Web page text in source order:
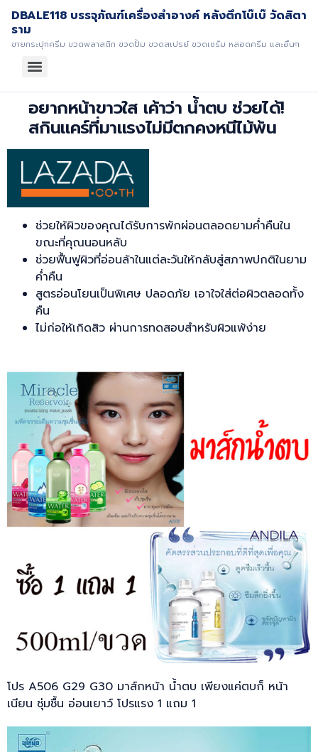
DBALE118 บรรจุภัณฑ์เครื่องสำอางค์ หลังตึกโบ๊เบ๊ วัดสิตา
ราม
ขายกระปุกครีม ขวดพลาสติก ขวดปั้ม ขวดสเปรย์ ขวดเซรั่ม หลอดครีม และอื่นๆ
อยากหน้าขาวใส เค้าว่า น้ำตบ ช่วยได้!
สกินแคร์ที่มาแรงไม่มีตกคงหนีไม้พ้น
ช่วยให้ผิวของคุณได้รับการพักผ่อนตลอดยามค่ำคืนใน
ขณะที่คุณนอนหลับ
ช่วยฟื้นฟูผิวที่อ่อนล้าในแต่ละวันให้กลับสู่สภาพปกติในยาม
ค่ำคืน
สูตรอ่อนโยนเป็นพิเศษ ปลอดภัย เอาใจใส่ต่อผิวตลอดทั้ง
คืน
ไม่ก่อให้เกิดสิว ผ่านการทดสอบสำหรับผิวแพ้ง่าย
โปร A506 G29 G30 มาส์กหน้า น้ำตบ เพียงแค่ตบก็ หน้า
เนียน ชุ่มชื้น อ่อนเยาว์ โปรแรง 1 แถม 1